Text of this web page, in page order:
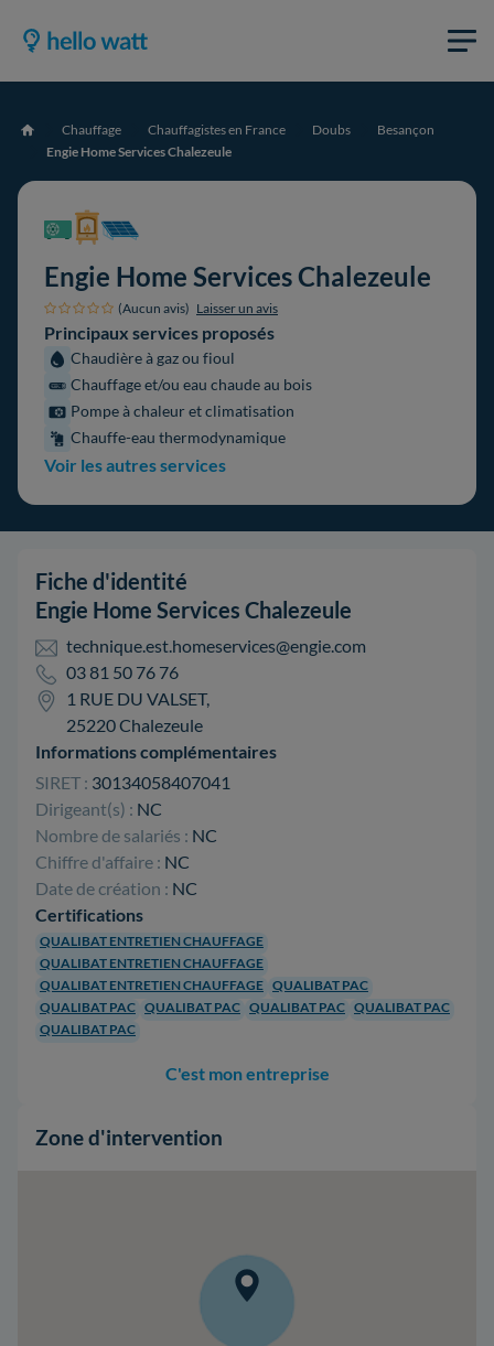
Accueil Chauffage Chauffagistes en France Doubs
Besançon
Engie Home Services Chalezeule
Engie Home Services Chalezeule
(Aucun avis) Laisser un avis
Principaux services proposés
Chaudière à gaz ou fioul
Chauffage et/ou eau chaude au bois
Pompe à chaleur et climatisation
Chauffe-eau thermodynamique
Voir les autres services
Fiche d'identité
Engie Home Services Chalezeule
technique.est.homeservices@engie.com
03 81 50 76 76
1 RUE DU VALSET,
25220 Chalezeule
Informations complémentaires
SIRET : 30134058407041
Dirigeant(s) : NC
Nombre de salariés : NC
Chiffre d'affaire : NC
Date de création : NC
Certifications
QUALIBAT ENTRETIEN CHAUFFAGE
QUALIBAT ENTRETIEN CHAUFFAGE
QUALIBAT ENTRETIEN CHAUFFAGE QUALIBAT PAC
QUALIBAT PAC QUALIBAT PAC QUALIBAT PAC QUALIBAT PAC
QUALIBAT PAC
C'est mon entreprise
Zone d'intervention